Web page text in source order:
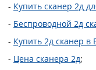
- Купить сканер 2д
- Беспроводной 2д
- Купить 2д сканер в
- Цена сканера 2д;